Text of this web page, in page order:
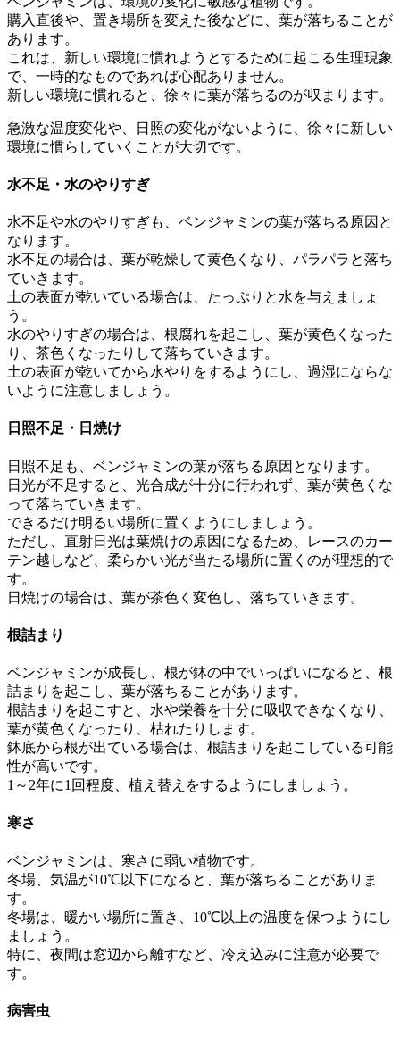
購入直後や、置き場所を変えた後などに、葉が落ちることが
あります。
これは、新しい環境に慣れようとするために起こる生理現象
で、一時的なものであれば心配ありません。
新しい環境に慣れると、徐々に葉が落ちるのが収まります。
急激な温度変化や、日照の変化がないように、徐々に新しい
環境に慣らしていくことが大切です。
水不足・水のやりすぎ
水不足や水のやりすぎも、ベンジャミンの葉が落ちる原因と
なります。
水不足の場合は、葉が乾燥して黄色くなり、パラパラと落ち
ていきます。
土の表面が乾いている場合は、たっぷりと水を与えましょ
う。
水のやりすぎの場合は、根腐れを起こし、葉が黄色くなった
り、茶色くなったりして落ちていきます。
土の表面が乾いてから水やりをするようにし、過湿にならな
いように注意しましょう。
日照不足・日焼け
日照不足も、ベンジャミンの葉が落ちる原因となります。
日光が不足すると、光合成が十分に行われず、葉が黄色くな
って落ちていきます。
できるだけ明るい場所に置くようにしましょう。
ただし、直射日光は葉焼けの原因になるため、レースのカー
テン越しなど、柔らかい光が当たる場所に置くのが理想的で
す。
日焼けの場合は、葉が茶色く変色し、落ちていきます。
根詰まり
ベンジャミンが成長し、根が鉢の中でいっぱいになると、根
詰まりを起こし、葉が落ちることがあります。
根詰まりを起こすと、水や栄養を十分に吸収できなくなり、
葉が黄色くなったり、枯れたりします。
鉢底から根が出ている場合は、根詰まりを起こしている可能
性が高いです。
1～2年に1回程度、植え替えをするようにしましょう。
寒さ
ベンジャミンは、寒さに弱い植物です。
冬場、気温が10℃以下になると、葉が落ちることがありま
す。
冬場は、暖かい場所に置き、10℃以上の温度を保つようにし
ましょう。
特に、夜間は窓辺から離すなど、冷え込みに注意が必要で
す。
病害虫